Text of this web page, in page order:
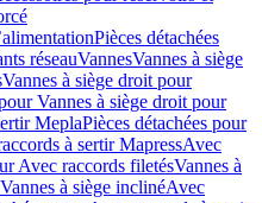
Pièces détachées
réseauVannesVannes à siège
Vannes à siège droit pour
Vannes à siège droit pour
MeplaPièces détachées pour
à sertir MapressAvec
Avec raccords filetésVannes à
à siège inclinéAvec